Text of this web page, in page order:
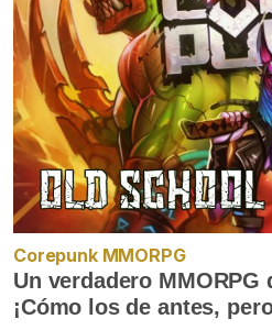
Corepunk MMORPG
Un verdadero
¡Cómo los de antes,